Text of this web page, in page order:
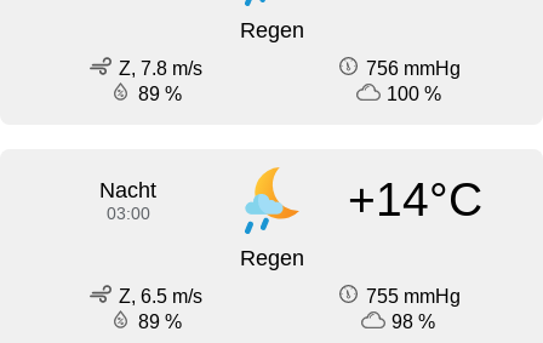
Regen
Z, 7.8 m/s
756 mmHg
89 %
100 %
Nacht
03:00 +14°C
Regen
Z, 6.5 m/s
755 mmHg
89 %
98 %